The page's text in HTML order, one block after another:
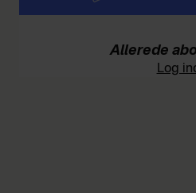
Allerede
Log